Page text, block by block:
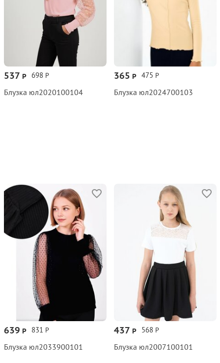
698 Р
537 Р
Блузка юл2020100104
475 Р
365 Р
Блузка юл2024700103
831 Р
639 Р
Блузка юл2033900101
568 Р
437 Р
Блузка юл2007100101